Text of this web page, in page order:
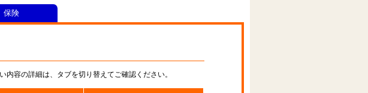
容の詳細は、タブを切り替えてご確認ください。
保険